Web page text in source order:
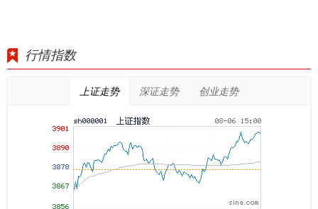
行情指数
上证走势 深证走势 创业走势